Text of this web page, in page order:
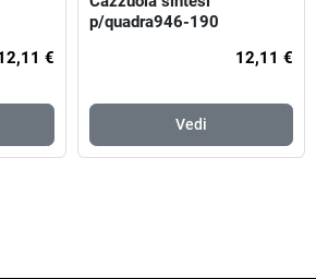
€
p/quadra946-190
12,11 €
Vedi